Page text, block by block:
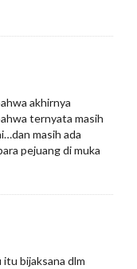
akhirnya
ternyata masih
masih ada
pejuang di muka
itu bijaksana dlm